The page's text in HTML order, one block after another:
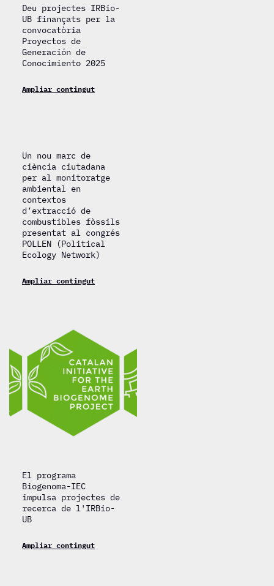
Deu projectes IRBio-
UB finançats per la
convocatòria
Proyectos de
Generación de
Conocimiento 2025
Ampliar contingut
Un nou marc de
ciència ciutadana
per al monitoratge
ambiental en
contextos
d’extracció de
combustibles fòssils
presentat al congrés
POLLEN (Political
Ecology Network)
Ampliar contingut
El programa
Biogenoma-IEC
impulsa projectes de
recerca de l'IRBio-
UB
Ampliar contingut